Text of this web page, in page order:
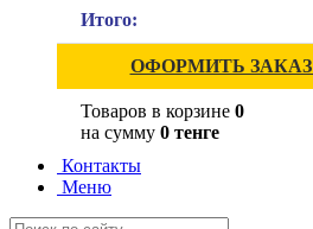
Итого:
ОФОРМИТЬ ЗАКАЗ
Товаров в корзине 0
на сумму 0 тенге
Контакты
Меню